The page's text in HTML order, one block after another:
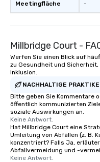
Meetingfläche -
Millbridge Court -
Werfen Sie einen Blick auf
zu Gesundheit und
Inklusion.
NACHHALTIGE
Bitte geben Sie Kommentare
öffentlich kommunizierten
soziale Auswirkungen an.
Keine Antwort.
Hat Millbridge Court eine
Umleitung von Abfällen (z. B.
konzentriert? Falls Ja,
Abfallvermeidung und -
Keine Antwort.